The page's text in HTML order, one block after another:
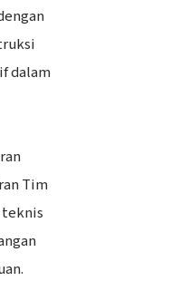
dalam
Tim
teknis